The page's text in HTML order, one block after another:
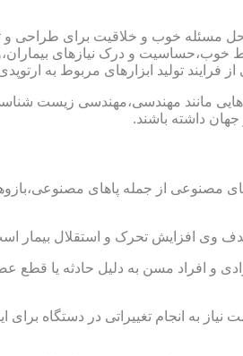
مسئله خوب و خلاقیت برای طراحی و
خوب،حساسیت و درک نیازهای
هایی مانند مهندسی،مهندسی زیست
داشته باشند.
های مصنوعی از جمله پاهای
وی افزایش تحرک و استقلال بیمار
و افراد مسن به دلیل حادثه یا قطع
به انجام تغییراتی در دستگاه برای